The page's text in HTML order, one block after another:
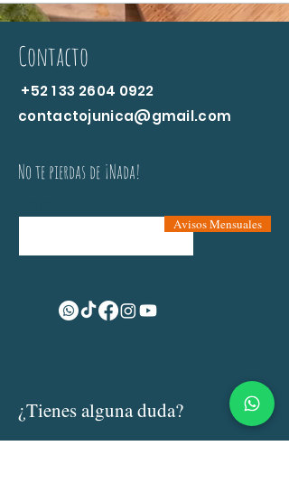
Contacto
+52 1 33 2604 0922
contactojunica@gmail.com
No te pierdas de ¡Nada!
Avisos Mensuales
¿Tienes alguna duda?
Nombre